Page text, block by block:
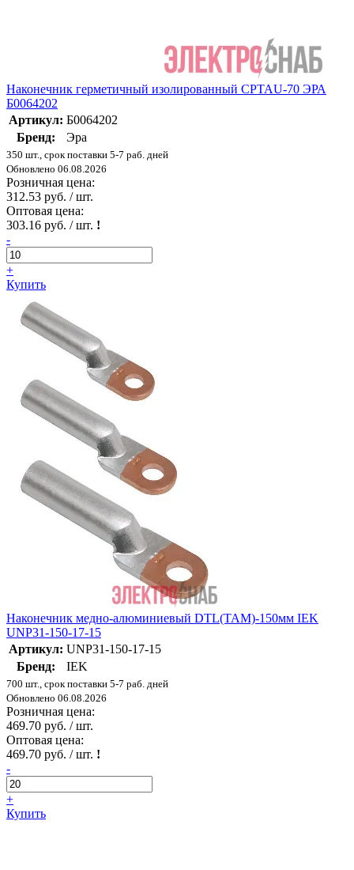
Наконечник герметичный изолированный CPTAU-70 ЭРА
Б0064202
Артикул: Б0064202
Бренд:
Эра
350 шт., срок поставки 5-7 раб. дней
Обновлено 06.08.2026
Розничная цена:
312.53 руб. / шт.
Оптовая цена:
303.16 руб. / шт. !
-
+
Купить
Наконечник медно-алюминиевый DTL(ТАМ)-150мм IEK
UNP31-150-17-15
Артикул: UNP31-150-17-15
Бренд:
IEK
700 шт., срок поставки 5-7 раб. дней
Обновлено 06.08.2026
Розничная цена:
469.70 руб. / шт.
Оптовая цена:
469.70 руб. / шт. !
-
+
Купить